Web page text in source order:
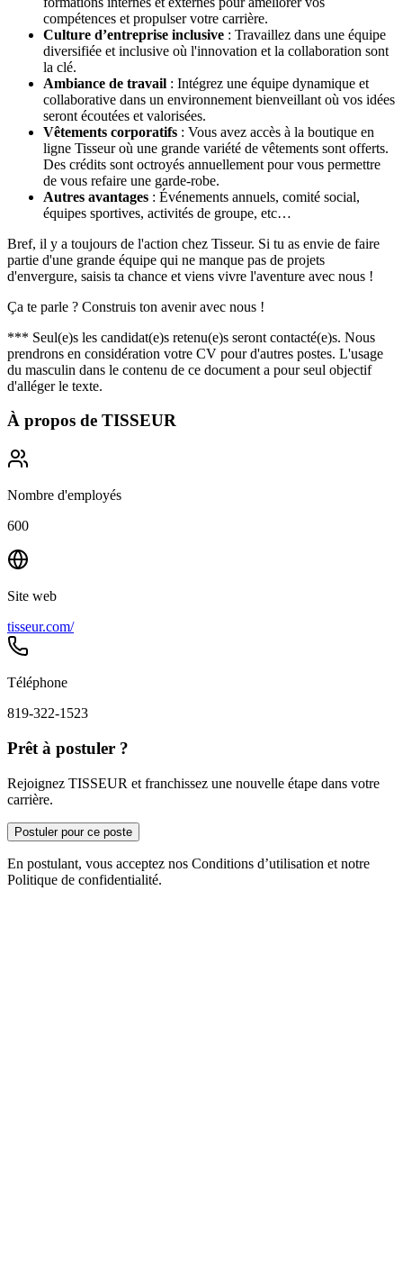
compétences et propulser votre carrière.
Culture d’entreprise inclusive : Travaillez dans une équipe
diversifiée et inclusive où l'innovation et la collaboration sont
la clé.
Ambiance de travail : Intégrez une équipe dynamique et
collaborative dans un environnement bienveillant où vos idées
seront écoutées et valorisées.
Vêtements corporatifs : Vous avez accès à la boutique en
ligne Tisseur où une grande variété de vêtements sont offerts.
Des crédits sont octroyés annuellement pour vous permettre
de vous refaire une garde-robe.
Autres avantages : Événements annuels, comité social,
équipes sportives, activités de groupe, etc…
Bref, il y a toujours de l'action chez Tisseur. Si tu as envie de faire
partie d'une grande équipe qui ne manque pas de projets
d'envergure, saisis ta chance et viens vivre l'aventure avec nous !
Ça te parle ? Construis ton avenir avec nous !
*** Seul(e)s les candidat(e)s retenu(e)s seront contacté(e)s. Nous
prendrons en considération votre CV pour d'autres postes. L'usage
du masculin dans le contenu de ce document a pour seul objectif
d'alléger le texte.
À propos de TISSEUR
Nombre d'employés
600
Site web
tisseur.com/
Téléphone
819-322-1523
Prêt à postuler ?
Rejoignez TISSEUR et franchissez une nouvelle étape dans votre
carrière.
Postuler pour ce poste
En postulant, vous acceptez nos Conditions d’utilisation et notre
Politique de confidentialité.